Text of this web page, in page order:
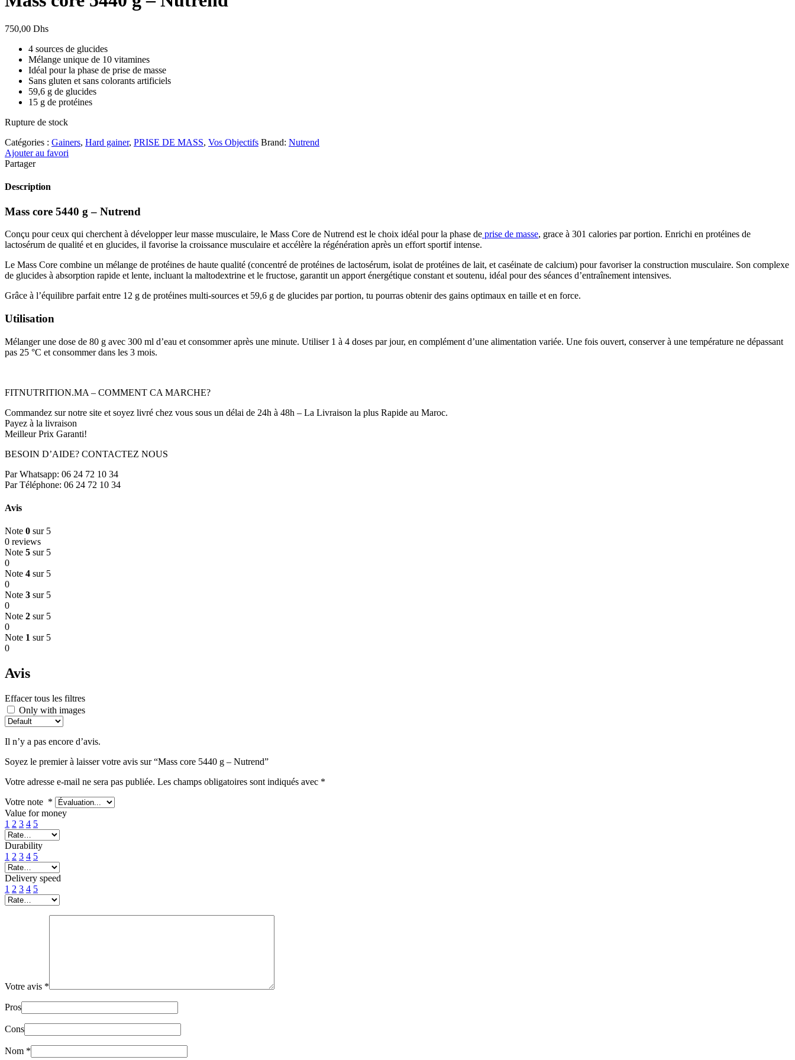
750,00 Dhs
4 sources de glucides
Mélange unique de 10 vitamines
Idéal pour la phase de prise de masse
Sans gluten et sans colorants artificiels
59,6 g de glucides
15 g de protéines
Rupture de stock
Catégories : Gainers, Hard gainer, PRISE DE MASS, Vos Objectifs Brand: Nutrend
Ajouter au favori
Partager
Description
Mass core 5440 g – Nutrend
Conçu pour ceux qui cherchent à développer leur masse musculaire, le Mass Core de Nutrend est le choix idéal pour la phase de prise de masse, grace à 301 calories par portion. Enrichi en protéines de
lactosérum de qualité et en glucides, il favorise la croissance musculaire et accélère la régénération après un effort sportif intense.
Le Mass Core combine un mélange de protéines de haute qualité (concentré de protéines de lactosérum, isolat de protéines de lait, et caséinate de calcium) pour favoriser la construction musculaire. Son complexe
de glucides à absorption rapide et lente, incluant la maltodextrine et le fructose, garantit un apport énergétique constant et soutenu, idéal pour des séances d’entraînement intensives.
Grâce à l’équilibre parfait entre 12 g de protéines multi-sources et 59,6 g de glucides par portion, tu pourras obtenir des gains optimaux en taille et en force.
Utilisation
Mélanger une dose de 80 g avec 300 ml d’eau et consommer après une minute. Utiliser 1 à 4 doses par jour, en complément d’une alimentation variée. Une fois ouvert, conserver à une température ne dépassant
pas 25 °C et consommer dans les 3 mois.
FITNUTRITION.MA – COMMENT CA MARCHE?
Commandez sur notre site et soyez livré chez vous sous un délai de 24h à 48h – La Livraison la plus Rapide au Maroc.
Payez à la livraison
Meilleur Prix Garanti!
BESOIN D’AIDE? CONTACTEZ NOUS
Par Whatsapp: 06 24 72 10 34
Par Téléphone: 06 24 72 10 34
Avis
Note 0 sur 5
0 reviews
Note 5 sur 5
0
Note 4 sur 5
0
Note 3 sur 5
0
Note 2 sur 5
0
Note 1 sur 5
0
Avis
Effacer tous les filtres
Only with images
Il n’y a pas encore d’avis.
Soyez le premier à laisser votre avis sur “Mass core 5440 g – Nutrend”
Votre adresse e-mail ne sera pas publiée. Les champs obligatoires sont indiqués avec *
Votre note *
Value for money
1 2 3 4 5
Durability
1 2 3 4 5
Delivery speed
1 2 3 4 5
Votre avis *
Pros
Cons
Nom *